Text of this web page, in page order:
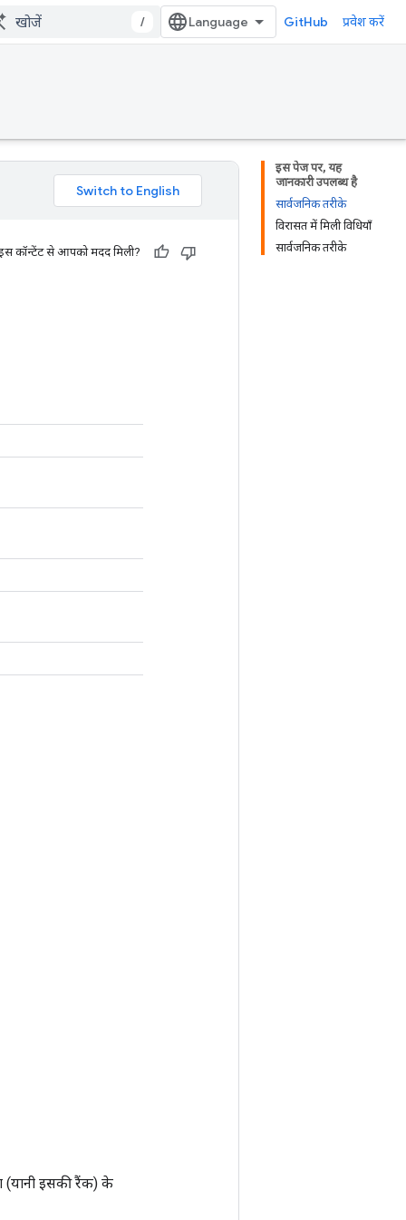
/ GitHub प्रवेश करें
इस पेज पर, यह
जानकारी उपलब्ध है
सार्वजनिक तरीके
विरासत में मिली विधियाँ
सार्वजनिक तरीके
कॉन्टेंट से आपको मदद मिली?
(यानी इसकी रैंक) के